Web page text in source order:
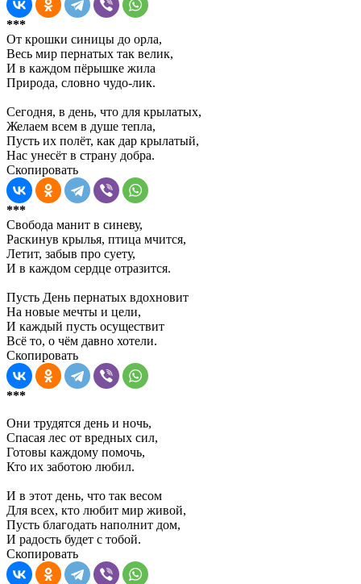
***
От крошки синицы до орла,
Весь мир пернатых так велик,
И в каждом пёрышке жила
Природа, словно чудо-лик.
Сегодня, в день, что для крылатых,
Желаем всем в душе тепла,
Пусть их полёт, как дар крылатый,
Нас унесёт в страну добра.
Скопировать
***
Свобода манит в синеву,
Раскинув крылья, птица мчится,
Летит, забыв про суету,
И в каждом сердце отразится.
Пусть День пернатых вдохновит
На новые мечты и цели,
И каждый пусть осуществит
Всё то, о чём давно хотели.
Скопировать
***
Они трудятся день и ночь,
Спасая лес от вредных сил,
Готовы каждому помочь,
Кто их заботою любил.
И в этот день, что так весом
Для всех, кто любит мир живой,
Пусть благодать наполнит дом,
И радость будет с тобой.
Скопировать